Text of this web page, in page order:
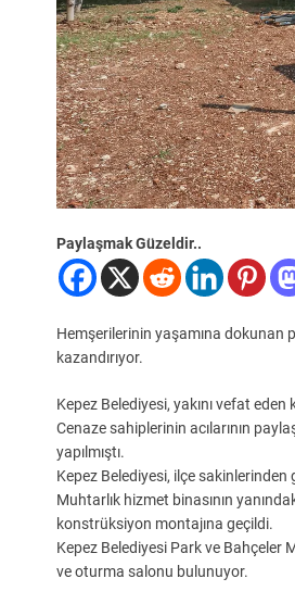
Paylaşmak Güzeldir..
Hemşerilerinin yaşamına dokunan
kazandırıyor.
Kepez Belediyesi, yakını vefat
Cenaze sahiplerinin acılarının
yapılmıştı.
Kepez Belediyesi, ilçe
Muhtarlık hizmet binasının
konstrüksiyon montajına geçildi.
Kepez Belediyesi Park ve Bahçeler
ve oturma salonu bulunuyor.